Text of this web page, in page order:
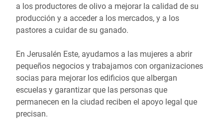
a los productores de olivo a mejorar la calidad de su
producción y a acceder a los mercados, y a los
pastores a cuidar de su ganado.
En Jerusalén Este, ayudamos a las mujeres a abrir
pequeños negocios y trabajamos con organizaciones
socias para mejorar los edificios que albergan
escuelas y garantizar que las personas que
permanecen en la ciudad reciben el apoyo legal que
precisan.